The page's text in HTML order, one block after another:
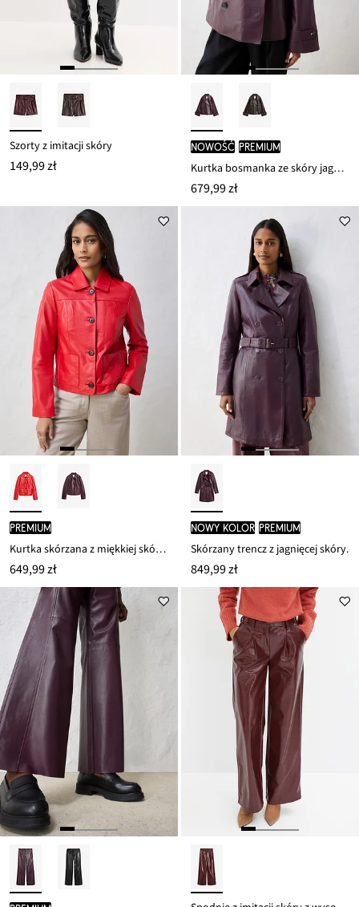
Szorty z imitacji skóry
149,99 zł
nowość PREMIUM
Kurtka bosmanka ze skóry jagnięcej nappa
679,99 zł
PREMIUM
Kurtka skórzana z miękkiej skóry jagnięcej nappa
649,99 zł
nowy kolor PREMIUM
Skórzany trencz z jagnięcej skóry.
849,99 zł